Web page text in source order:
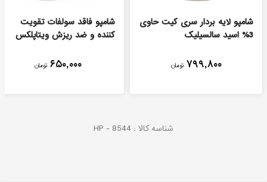
شامپو لایه بردار سری کیت حاوی
3% اسید سالسیلیک
۷۹۹,۸۰۰ تومان
شامپو فاقد سولفات تقویت
کننده و ضد ریزش ویتاپلکس
۶۵۰,۰۰۰ تومان
شناسه کالا : HP - 8544